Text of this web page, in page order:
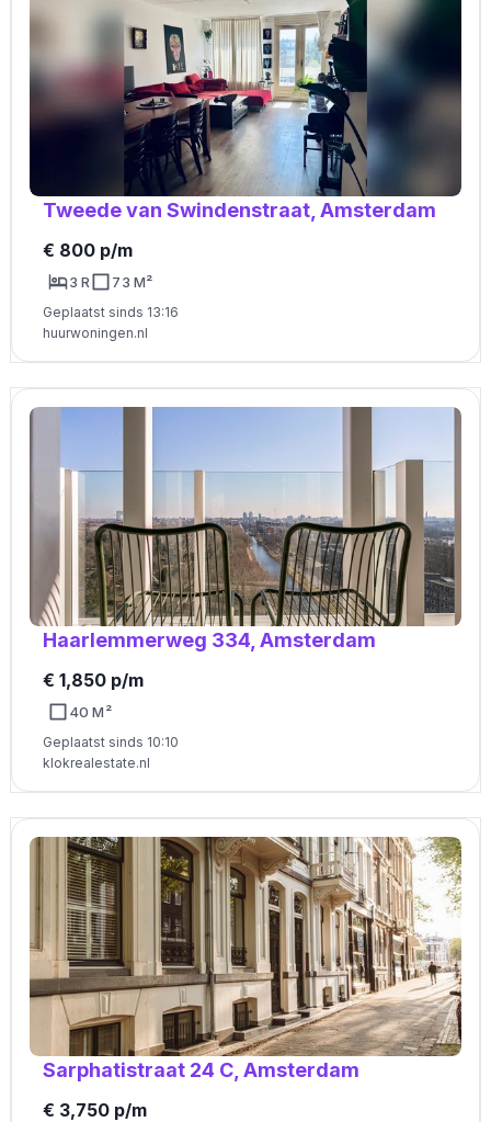
Tweede van Swindenstraat, Amsterdam
€ 800 p/m
3 R 73 M²
Geplaatst sinds 13:16
huurwoningen.nl
Haarlemmerweg 334, Amsterdam
€ 1,850 p/m
40 M²
Geplaatst sinds 10:10
klokrealestate.nl
Sarphatistraat 24 C, Amsterdam
€ 3,750 p/m